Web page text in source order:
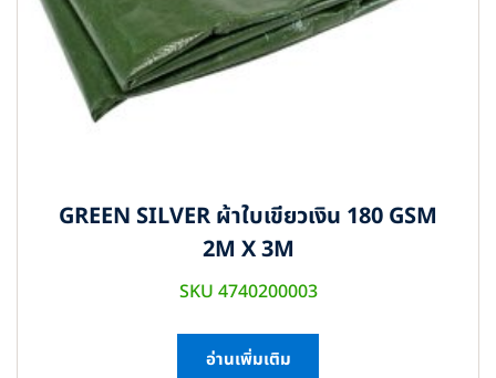
GREEN SILVER ผ้าใบเขียวเงิน 180 GSM
2M X 3M
SKU 4740200003
อ่านเพิ่มเติม